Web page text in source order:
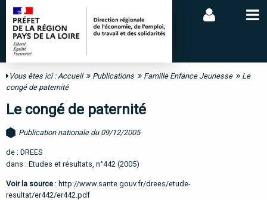
Vous êtes ici :Accueil Publications Famille Enfance Jeunesse
Le
congé de paternité
Le congé de paternité
Publication nationale du 09/12/2005
de : DREES
dans : Etudes et résultats, n°442 (2005)
Voir la source : http://www.sante.gouv.fr/drees/etude-
resultat/er442/er442.pdf